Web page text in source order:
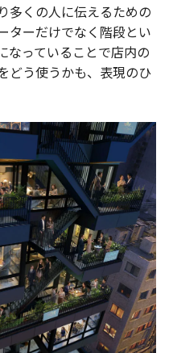
多くの人に伝えるための
ターだけでなく階段とい
なっていることで店内の
どう使うかも、表現のひ